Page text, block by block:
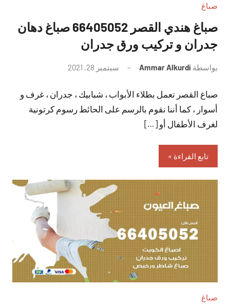
صباغ
صباغ هندي القصر 66405052 صباغ دهان
جدران و تركيب ورق جدران
بواسطة Ammar Alkurdi سبتمبر 28, 2021
تعليقات
صباغ القصر تعمل بطلاء الأبواب ، شبابيك ، جدران ، غرف و
أسوار ، كما أننا نقوم بالرسم على الحائط رسوم كرتونية
لغرف الأطفال أو […]
تابع القراءة
صباغ